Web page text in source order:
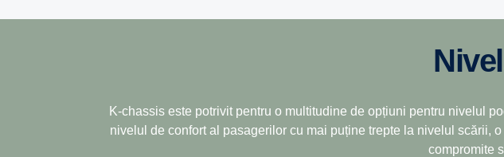
K-chassis este potrivit pentru o multitudine de opțiuni pentru nivelul
nivelul de confort al pasagerilor cu mai puține trepte la nivelul scării,
compromite